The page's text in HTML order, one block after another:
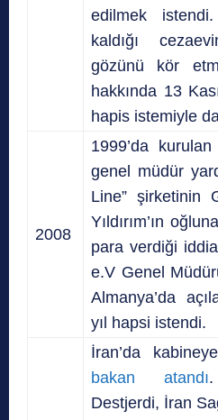
edilmek
kaldığı
gözünü kör
hakkında 13
hapis istemiyle
2008
1999’da
genel müdür
Line” şirketinin
Yıldırım’ın
para verdiği
e.V Genel
Almanya’da
yıl hapsi istendi.
İran’da
bakan atandı
Destjerdi, İran